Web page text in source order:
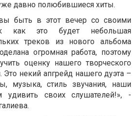
давно полюбившиеся хиты.
быть в этот вечер со своими
как это будет небольшая
треков из нового альбома
огромная работа, поэтому
оценку нашего творческого
Это некий апгрейд нашего дуэта –
музыка, стиль звучания, наши
своих слушателей!», -